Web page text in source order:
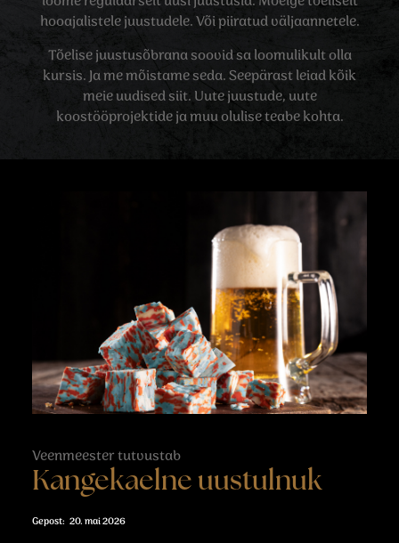
hooajalistele juustudele. Või piiratud väljaannetele.
Tõelise juustusõbrana soovid sa loomulikult olla
kursis. Ja me mõistame seda. Seepärast leiad kõik
meie uudised siit. Uute juustude, uute
koostööprojektide ja muu olulise teabe kohta.
Veenmeester tutvustab
Kangekaelne uustulnuk
20. mai 2026